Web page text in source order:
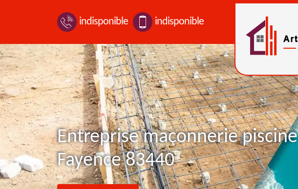
indisponible indisponible
Entreprise maçonnerie piscine
Fayence 83440